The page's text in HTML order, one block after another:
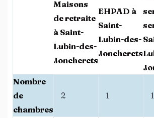
Maisons
de retraite
à Saint-
Lubin-des-
Joncherets
EHPAD à
Saint-
Lubin-des-
Joncherets
Nombre
de
chambres
2 1 1